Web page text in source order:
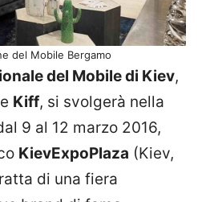
del Mobile Bergamo
del Mobile di Kiev,
Kiff, si svolgerà nella
9 al 12 marzo 2016,
KievExpoPlaza (Kiev,
di una fiera